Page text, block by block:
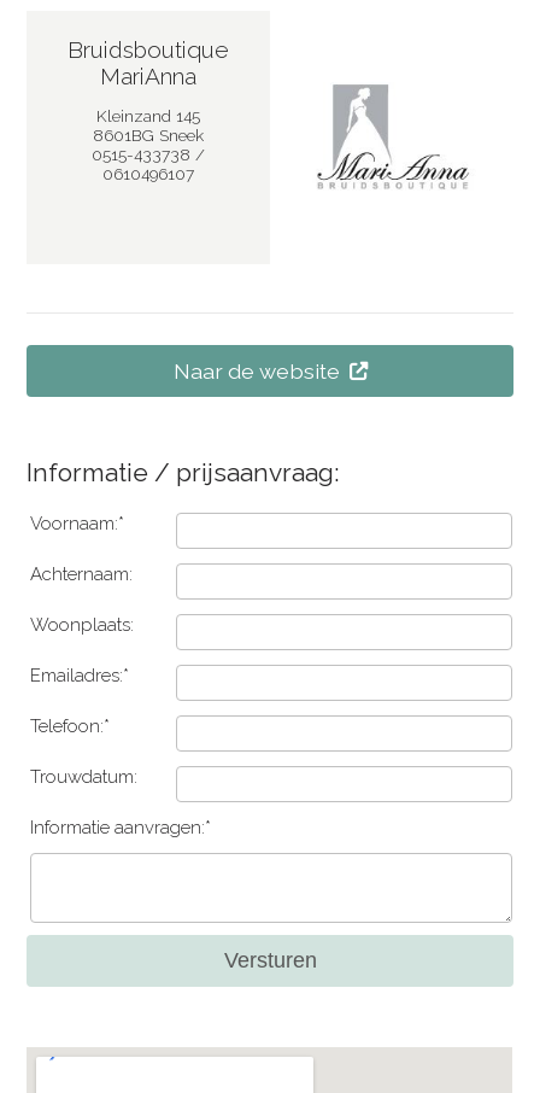
Bruidsboutique
MariAnna
Kleinzand 145
8601BG Sneek
0515-433738 /
0610496107
Naar de website
Informatie / prijsaanvraag:
Voornaam:*
Achternaam:
Woonplaats:
Emailadres:*
Telefoon:*
Trouwdatum:
Informatie aanvragen:*